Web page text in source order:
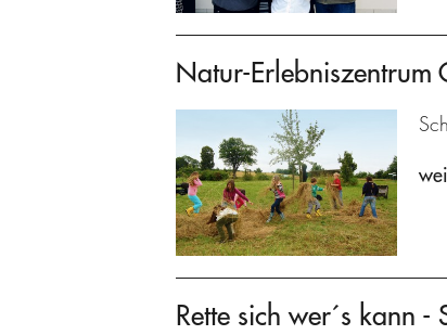
Natur-Erlebniszentrum
Rette sich wer´s kann